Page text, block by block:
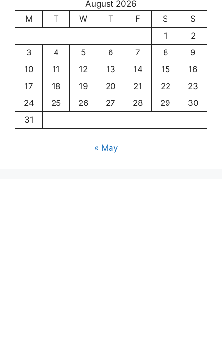
August 2026
M
T W T F S
S
1
2
3
4 5 6 7 8
9
10
11 12 13 14 15
16
17
18 19 20 21 22
23
24
25 26 27 28 29
30
31
« May